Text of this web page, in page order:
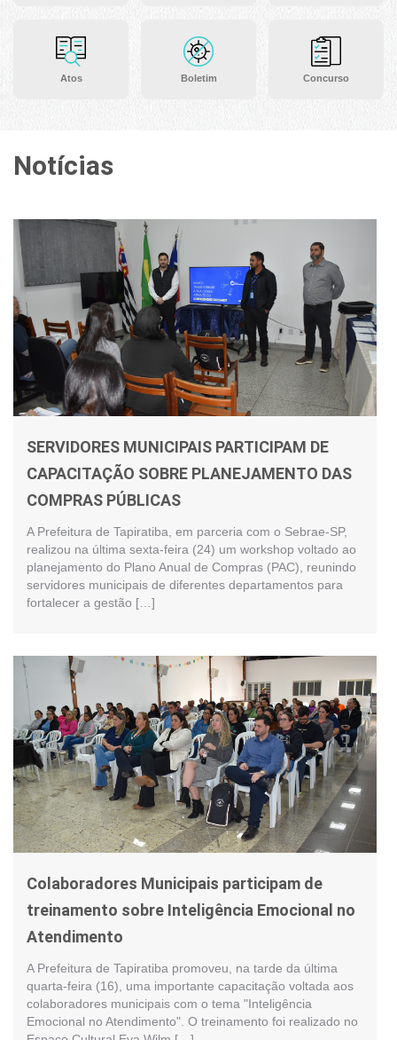
Atos Boletim Concurso
Notícias
SERVIDORES MUNICIPAIS PARTICIPAM DE
CAPACITAÇÃO SOBRE PLANEJAMENTO DAS
COMPRAS PÚBLICAS
A Prefeitura de Tapiratiba, em parceria com o Sebrae-SP,
realizou na última sexta-feira (24) um workshop voltado ao
planejamento do Plano Anual de Compras (PAC), reunindo
servidores municipais de diferentes departamentos para
fortalecer a gestão […]
Colaboradores Municipais participam de
treinamento sobre Inteligência Emocional no
Atendimento
A Prefeitura de Tapiratiba promoveu, na tarde da última
quarta-feira (16), uma importante capacitação voltada aos
colaboradores municipais com o tema "Inteligência
Emocional no Atendimento". O treinamento foi realizado no